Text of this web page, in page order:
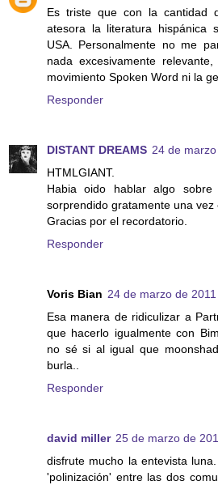
Es triste que con la cantidad
atesora la literatura hispánica
USA. Personalmente no me
nada excesivamente
movimiento Spoken Word ni la
Responder
DISTANT DREAMS 24 de
HTMLGIANT.
Habia oido hablar algo
sorprendido gratamente una vez
Gracias por el recordatorio.
Responder
Voris Bian 24 de marzo de
Esa manera de ridiculizar a
que hacerlo igualmente con
no sé si al igual que
burla..
Responder
david miller 25 de marzo de
disfrute mucho la entevista
'polinización' entre las dos